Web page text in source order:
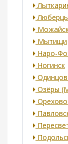
Люберцы
Мытищи
Наро-
Ногинск
Озёры